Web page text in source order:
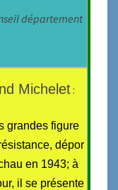
département
Michelet:
grandes figure
dépor
en 1943; à
il se présente